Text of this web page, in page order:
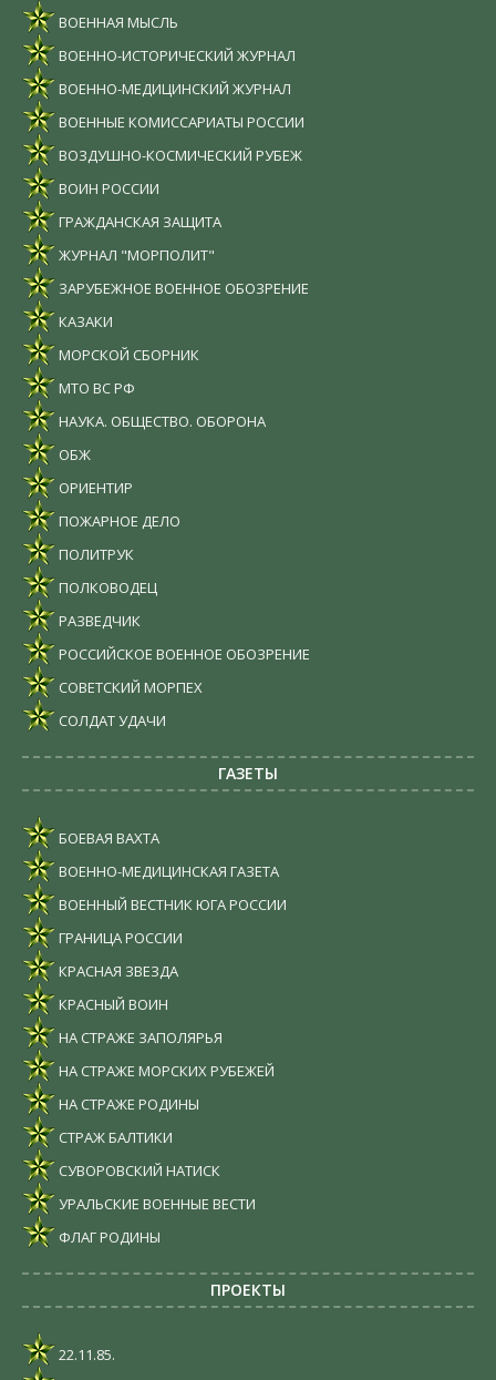
ВОЕННАЯ МЫСЛЬ
ВОЕННО-ИСТОРИЧЕСКИЙ ЖУРНАЛ
ВОЕННО-МЕДИЦИНСКИЙ ЖУРНАЛ
ВОЕННЫЕ КОМИССАРИАТЫ РОССИИ
ВОЗДУШНО-КОСМИЧЕСКИЙ РУБЕЖ
ВОИН РОССИИ
ГРАЖДАНСКАЯ ЗАЩИТА
ЖУРНАЛ "МОРПОЛИТ"
ЗАРУБЕЖНОЕ ВОЕННОЕ ОБОЗРЕНИЕ
КАЗАКИ
МОРСКОЙ СБОРНИК
МТО ВС РФ
НАУКА. ОБЩЕСТВО. ОБОРОНА
ОБЖ
ОРИЕНТИР
ПОЖАРНОЕ ДЕЛО
ПОЛИТРУК
ПОЛКОВОДЕЦ
РАЗВЕДЧИК
РОССИЙСКОЕ ВОЕННОЕ ОБОЗРЕНИЕ
СОВЕТСКИЙ МОРПЕХ
СОЛДАТ УДАЧИ
ГАЗЕТЫ
БОЕВАЯ ВАХТА
ВОЕННО-МЕДИЦИНСКАЯ ГАЗЕТА
ВОЕННЫЙ ВЕСТНИК ЮГА РОССИИ
ГРАНИЦА РОССИИ
КРАСНАЯ ЗВЕЗДА
КРАСНЫЙ ВОИН
НА СТРАЖЕ ЗАПОЛЯРЬЯ
НА СТРАЖЕ МОРСКИХ РУБЕЖЕЙ
НА СТРАЖЕ РОДИНЫ
СТРАЖ БАЛТИКИ
СУВОРОВСКИЙ НАТИСК
УРАЛЬСКИЕ ВОЕННЫЕ ВЕСТИ
ФЛАГ РОДИНЫ
ПРОЕКТЫ
22.11.85.